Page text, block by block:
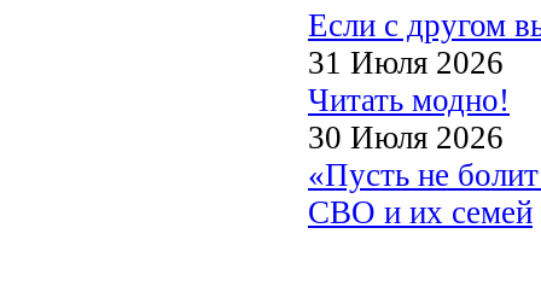
Если с другом
31 Июля 2026
Читать модно!
30 Июля 2026
«Пусть не
СВО и их семей